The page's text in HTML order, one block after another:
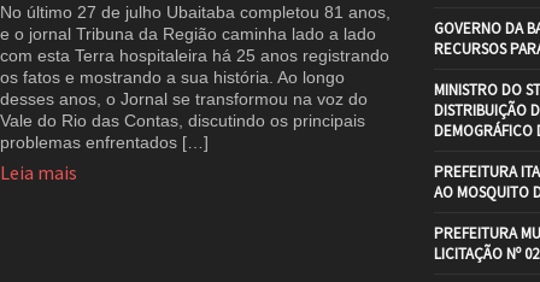
No último 27 de julho Ubaitaba completou 81 anos,
e o jornal Tribuna da Região caminha lado a lado
com esta Terra hospitaleira há 25 anos registrando
os fatos e mostrando a sua história. Ao longo
desses anos, o Jornal se transformou na voz do
Vale do Rio das Contas, discutindo os principais
problemas enfrentados […]
Leia mais
GOVERNO DA
RECURSOS
MINISTRO DO
DISTRIBUIÇÃO
DEMOGRÁFICO
PREFEITURA
AO MOSQUITO
PREFEITURA
LICITAÇÃO Nº